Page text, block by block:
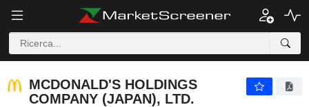
MCDONALD'S HOLDINGS
COMPANY (JAPAN), LTD.